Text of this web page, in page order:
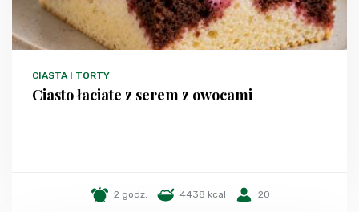
CIASTA I TORTY
Ciasto łaciate z serem z owocami
2 godz. 4438 kcal 20